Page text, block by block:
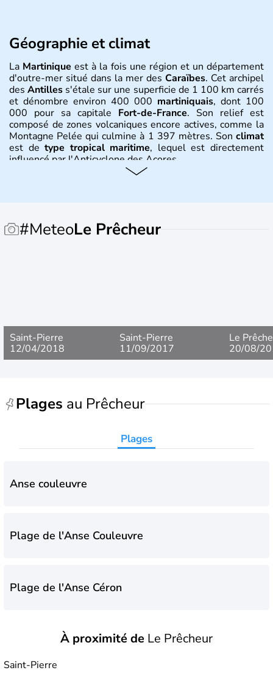
Géographie et climat
La Martinique est à la fois une région et un département
d'outre-mer situé dans la mer des Caraïbes. Cet archipel
desAntilles s'étale sur une superficie de 1 100 km carrés
et dénombre environ 400 000 martiniquais, dont 100
000 pour sa capitale Fort-de-France. Son relief est
composé de zones volcaniques encore actives, comme la
Montagne Pelée qui culmine à 1 397 mètres. Son climat
est detype tropical maritime, lequel est directement
influencé par l'Anticyclone des Açores.
Christophe Colomb découvre l'île en 1502 lors de son
#MeteoLe Prêcheur
Saint-Pierre
12/04/2018
Saint-Pierre
11/09/2017
Le
20/08/
Plages au Prêcheur
Plages
Anse couleuvre
Plage de l'Anse Couleuvre
Plage de l'Anse Céron
Plage de la Charmeuse
À proximité de Le Prêcheur
Saint-Pierre